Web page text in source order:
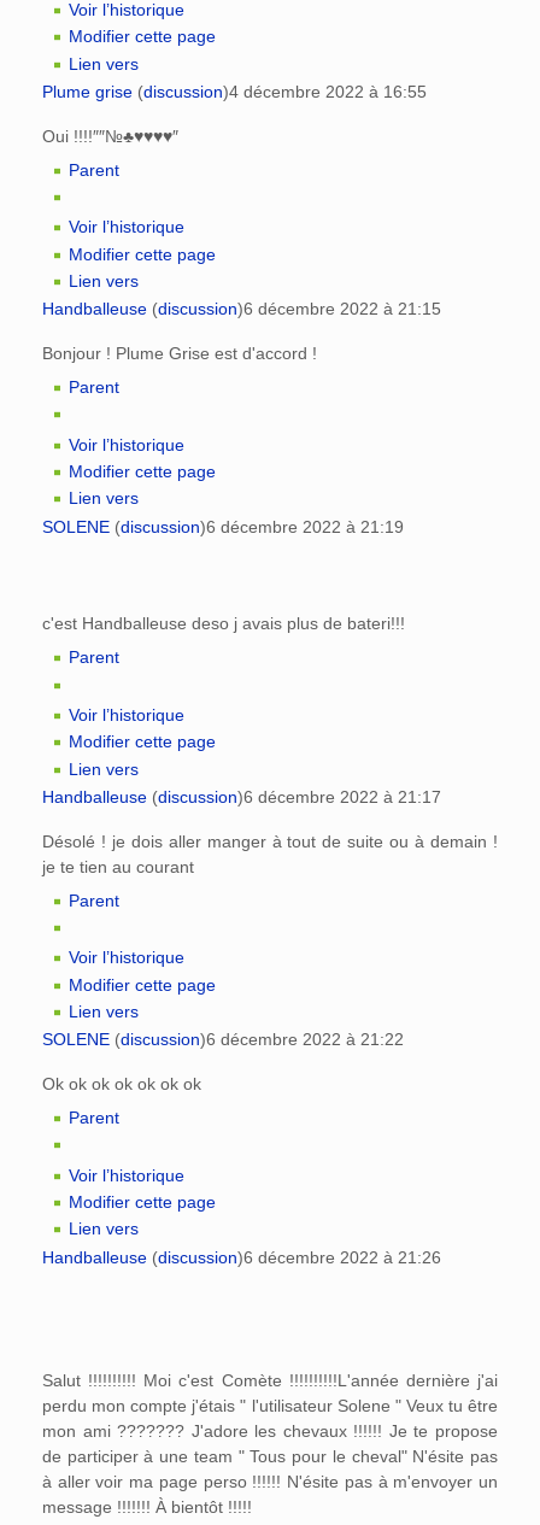
Voir l’historique
Modifier cette page
Lien vers
Plume grise (discussion)4 décembre 2022 à 16:55
Oui !!!!″″№♣♥♥♥♥″
Parent
Voir l’historique
Modifier cette page
Lien vers
Handballeuse (discussion)6 décembre 2022 à 21:15
Bonjour ! Plume Grise est d'accord !
Parent
Voir l’historique
Modifier cette page
Lien vers
SOLENE (discussion)6 décembre 2022 à 21:19
c'est Handballeuse deso j avais plus de bateri!!!
Parent
Voir l’historique
Modifier cette page
Lien vers
Handballeuse (discussion)6 décembre 2022 à 21:17
Désolé ! je dois aller manger à tout de suite ou à demain !
je te tien au courant
Parent
Voir l’historique
Modifier cette page
Lien vers
SOLENE (discussion)6 décembre 2022 à 21:22
Ok ok ok ok ok ok ok
Parent
Voir l’historique
Modifier cette page
Lien vers
Handballeuse (discussion)6 décembre 2022 à 21:26
Salut !!!!!!!!!! Moi c'est Comète !!!!!!!!!!L'année dernière j'ai
perdu mon compte j'étais " l'utilisateur Solene " Veux tu être
mon ami ??????? J'adore les chevaux !!!!!! Je te propose
de participer à une team " Tous pour le cheval" N'ésite pas
à aller voir ma page perso !!!!!! N'ésite pas à m'envoyer un
message !!!!!!! À bientôt !!!!!